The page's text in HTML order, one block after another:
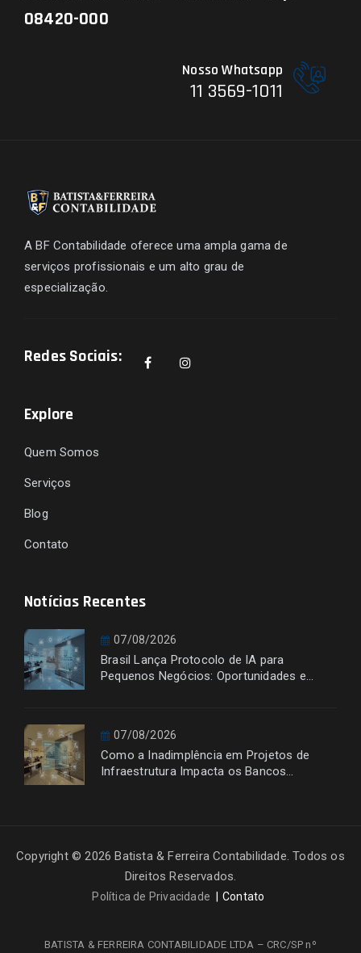
08420-000
Nosso Whatsapp
11 3569-1011
A BF Contabilidade oferece uma ampla gama de
serviços profissionais e um alto grau de
especialização.
Redes Sociais:
Explore
Quem Somos
Serviços
Blog
Contato
Notícias Recentes
07/08/2026
Brasil Lança Protocolo de IA para
Pequenos Negócios: Oportunidades e
07/08/2026
Como a Inadimplência em Projetos de
Infraestrutura Impacta os Bancos
Copyright © 2026 Batista & Ferreira Contabilidade. Todos os
Direitos Reservados.
Política de Privacidade Contato
BATISTA & FERREIRA CONTABILIDADE LTDA – CRC/SP nº